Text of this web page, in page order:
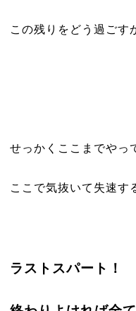
この残りをどう過ごす
せっかくここまでやっ
ここで気抜いて失速
ラストスパート！